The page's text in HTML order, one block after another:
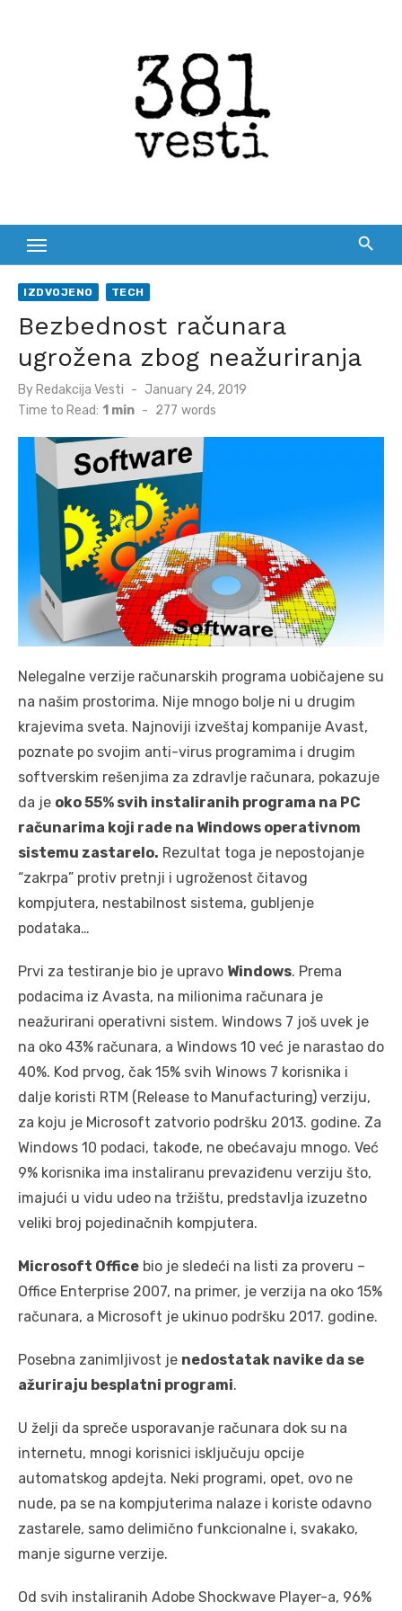
IZDVOJENO TECH
Bezbednost računara
ugrožena zbog neažuriranja
By Redakcija Vesti
Posted
on
January 24, 2019
Time to Read: 1 min - 277 words
Nelegalne verzije računarskih programa uobičajene su
na našim prostorima. Nije mnogo bolje ni u drugim
krajevima sveta. Najnoviji izveštaj kompanije Avast,
poznate po svojim anti-virus programima i drugim
softverskim rešenjima za zdravlje računara, pokazuje
da je oko 55% svih instaliranih programa na PC
računarima koji rade na Windows operativnom
sistemu zastarelo. Rezultat toga je nepostojanje
“zakrpa” protiv pretnji i ugroženost čitavog
kompjutera, nestabilnost sistema, gubljenje
podataka…
Prvi za testiranje bio je upravo Windows. Prema
podacima iz Avasta, na milionima računara je
neažurirani operativni sistem. Windows 7 još uvek je
na oko 43% računara, a Windows 10 već je narastao do
40%. Kod prvog, čak 15% svih Winows 7 korisnika i
dalje koristi RTM (Release to Manufacturing) verziju,
za koju je Microsoft zatvorio podršku 2013. godine. Za
Windows 10 podaci, takođe, ne obećavaju mnogo. Već
9% korisnika ima instaliranu prevaziđenu verziju što,
imajući u vidu udeo na tržištu, predstavlja izuzetno
veliki broj pojedinačnih kompjutera.
Microsoft Office bio je sledeći na listi za proveru –
Office Enterprise 2007, na primer, je verzija na oko 15%
računara, a Microsoft je ukinuo podršku 2017. godine.
Posebna zanimljivost je nedostatak navike da se
ažuriraju besplatni programi.
U želji da spreče usporavanje računara dok su na
internetu, mnogi korisnici isključuju opcije
automatskog apdejta. Neki programi, opet, ovo ne
nude, pa se na kompjuterima nalaze i koriste odavno
zastarele, samo delimično funkcionalne i, svakako,
manje sigurne verzije.
Od svih instaliranih Adobe Shockwave Player-a, 96%